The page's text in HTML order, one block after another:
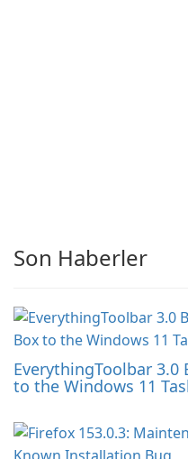
Son Haberler
EverythingToolbar 3.0
to the Windows 11